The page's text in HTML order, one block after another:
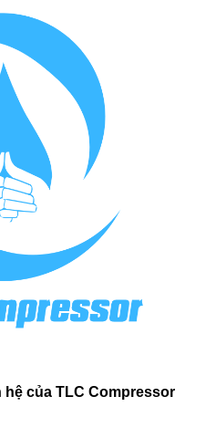
của TLC Compressor